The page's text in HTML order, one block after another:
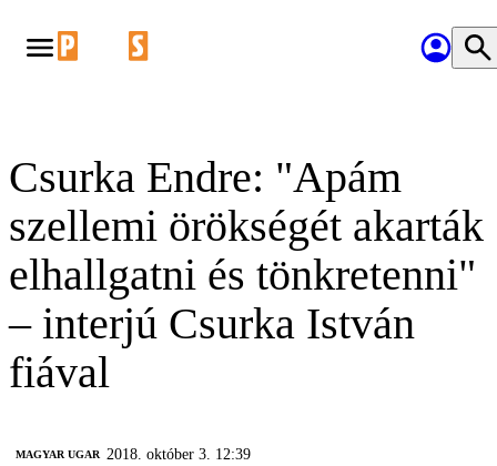
Csurka Endre: "Apám
szellemi örökségét akarták
elhallgatni és tönkretenni"
– interjú Csurka István
fiával
MAGYAR UGAR 2018. október 3. 12:39